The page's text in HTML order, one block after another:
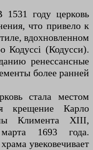
году церковь
что привело к
вдохновленном
Кодуcci (Кодусси).
ренессансные
более ранней
стала местом
крещение Карло
Климента XIII,
1693 года.
увековечивает